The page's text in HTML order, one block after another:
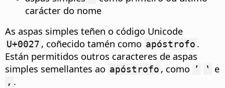
carácter do nome
As aspas simples teñen o código Unicode
U+0027 , coñecido tamén como apóstrofo .
Están permitidos outros caracteres de aspas
simples semellantes ao apóstrofo , como ʼ ‛ e
‚ .